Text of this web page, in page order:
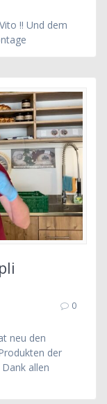
!! Und dem
0
neu den
der
allen